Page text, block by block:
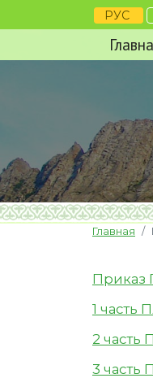
РУС
Главная
Приказ
1 часть
2 часть
3 часть